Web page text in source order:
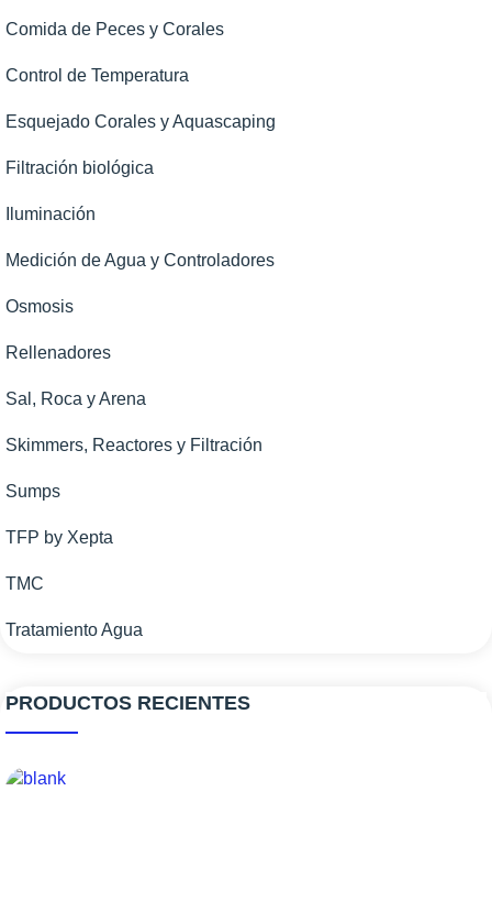
Comida de Peces y Corales
Control de Temperatura
Esquejado Corales y Aquascaping
Filtración biológica
Iluminación
Medición de Agua y Controladores
Osmosis
Rellenadores
Sal, Roca y Arena
Skimmers, Reactores y Filtración
Sumps
TFP by Xepta
TMC
Tratamiento Agua
PRODUCTOS RECIENTES